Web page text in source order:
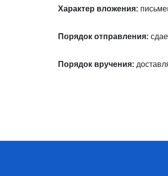
Характер вложения:
Порядок отправления:
Порядок вручения: